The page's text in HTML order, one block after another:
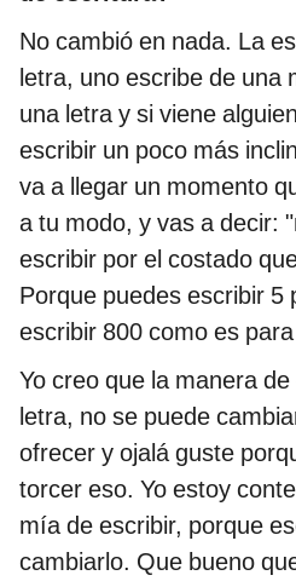
No cambió en nada. La
letra, uno escribe de una
una letra y si viene
escribir un poco más
va a llegar un momento
a tu modo, y vas a decir:
escribir por el costado
Porque puedes escribir 5
escribir 800 como es
Yo creo que la manera
letra, no se puede
ofrecer y ojalá guste
torcer eso. Yo estoy
mía de escribir, porque
cambiarlo. Que bueno